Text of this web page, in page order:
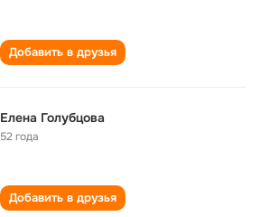
Добавить в друзья
Елена Голубцова
52 года
Добавить в друзья